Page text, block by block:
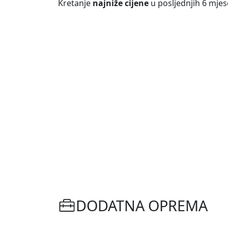
Kretanje najniže cijene u posljednjih 6
DODATNA OPREMA